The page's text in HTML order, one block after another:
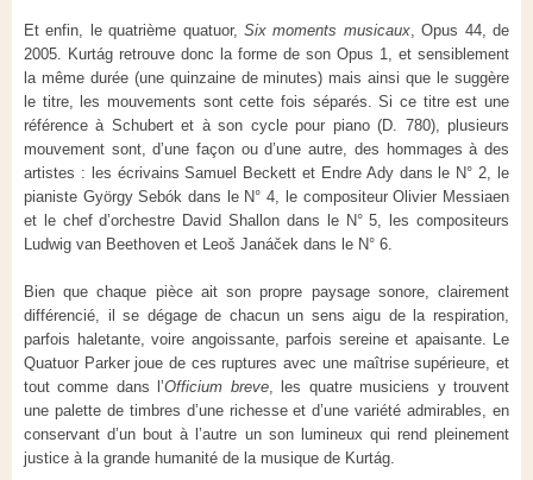
Et enfin, le quatrième quatuor, Six moments musicaux, Opus 44, de
2005. Kurtág retrouve donc la forme de son Opus 1, et sensiblement
la même durée (une quinzaine de minutes) mais ainsi que le suggère
le titre, les mouvements sont cette fois séparés. Si ce titre est une
référence à Schubert et à son cycle pour piano (D. 780), plusieurs
mouvement sont, d’une façon ou d’une autre, des hommages à des
artistes : les écrivains Samuel Beckett et Endre Ady dans le N° 2, le
pianiste György Sebók dans le N° 4, le compositeur Olivier Messiaen
et le chef d’orchestre David Shallon dans le N° 5, les compositeurs
Ludwig van Beethoven et Leoš Janáček dans le N° 6.
Bien que chaque pièce ait son propre paysage sonore, clairement
différencié, il se dégage de chacun un sens aigu de la respiration,
parfois haletante, voire angoissante, parfois sereine et apaisante. Le
Quatuor Parker joue de ces ruptures avec une maîtrise supérieure, et
tout comme dans l’Officium breve, les quatre musiciens y trouvent
une palette de timbres d’une richesse et d’une variété admirables, en
conservant d’un bout à l’autre un son lumineux qui rend pleinement
justice à la grande humanité de la musique de Kurtág.